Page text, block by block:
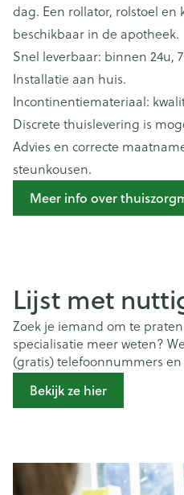
dag. Een rollator, rolstoel
beschikbaar in de apotheek.
Snel leverbaar: binnen 24u, 7
Installatie aan huis.
Incontinentiemateriaal:
Discrete thuislevering is
Advies en correcte
steunkousen.
Meer info over
Lijst met
Zoek je iemand om te
specialisatie meer weten?
(gratis) telefoonnummers en
Bekijk ze hier